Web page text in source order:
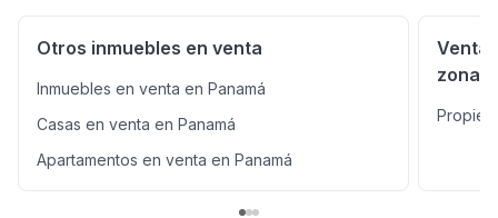
Otros inmuebles en venta
Inmuebles en venta en Panamá
Casas en venta en Panamá
Apartamentos en venta en Panamá
Venta
zonas